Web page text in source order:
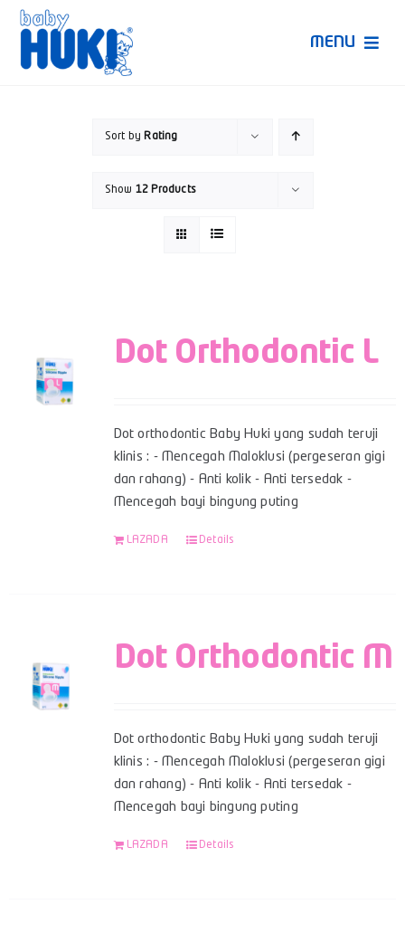
Skip
content
MENU
Sort by Rating
Show 12 Products
Dot Orthodontic L
Dot orthodontic Baby Huki yang sudah teruji
klinis : - Mencegah Maloklusi (pergeseran gigi
dan rahang) - Anti kolik - Anti tersedak -
Mencegah bayi bingung puting
LAZADA Details
Dot Orthodontic M
Dot orthodontic Baby Huki yang sudah teruji
klinis : - Mencegah Maloklusi (pergeseran gigi
dan rahang) - Anti kolik - Anti tersedak -
Mencegah bayi bingung puting
LAZADA Details